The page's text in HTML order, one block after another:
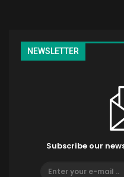
NEWSLETTER
Subscribe our